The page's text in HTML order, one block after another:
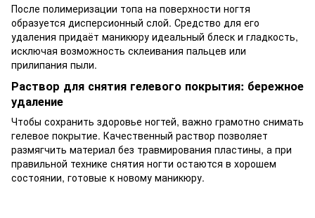
После полимеризации топа на поверхности ногтя
образуется дисперсионный слой. Средство для его
удаления придаёт маникюру идеальный блеск и гладкость,
исключая возможность склеивания пальцев или
прилипания пыли.
Раствор для снятия гелевого покрытия: бережное
удаление
Чтобы сохранить здоровье ногтей, важно грамотно снимать
гелевое покрытие. Качественный раствор позволяет
размягчить материал без травмирования пластины, а при
правильной технике снятия ногти остаются в хорошем
состоянии, готовые к новому маникюру.